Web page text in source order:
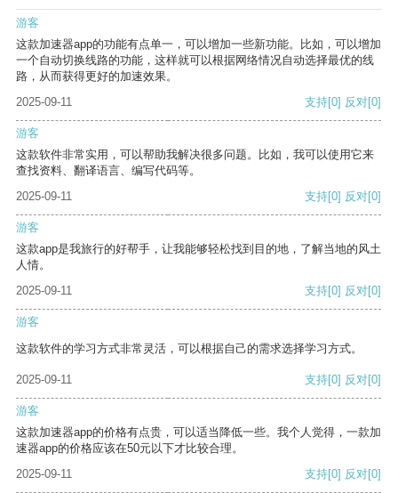
游客
这款加速器app的功能有点单一，可以增加一些新功能。比如，可以增加
一个自动切换线路的功能，这样就可以根据网络情况自动选择最优的线
路，从而获得更好的加速效果。
2025-09-11
支持[0] 反对[0]
游客
这款软件非常实用，可以帮助我解决很多问题。比如，我可以使用它来
查找资料、翻译语言、编写代码等。
2025-09-11
支持[0] 反对[0]
游客
这款app是我旅行的好帮手，让我能够轻松找到目的地，了解当地的风土
人情。
2025-09-11
支持[0] 反对[0]
游客
这款软件的学习方式非常灵活，可以根据自己的需求选择学习方式。
2025-09-11 支持[0] 反对[0]
游客
这款加速器app的价格有点贵，可以适当降低一些。我个人觉得，一款加
速器app的价格应该在50元以下才比较合理。
2025-09-11
支持[0] 反对[0]